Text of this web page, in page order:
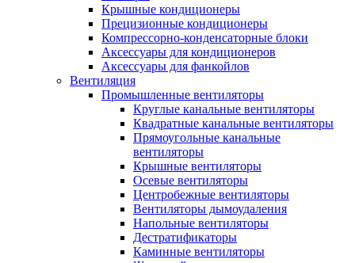
Крышные кондиционеры
Прецизионные кондиционеры
Компрессорно-конденсаторные блоки
Аксессуары для кондиционеров
Аксессуары для фанкойлов
Вентиляция
Промышленные вентиляторы
Круглые канальные вентиляторы
Квадратные канальные вентиляторы
Прямоугольные канальные
вентиляторы
Крышные вентиляторы
Осевые вентиляторы
Центробежные вентиляторы
Вентиляторы дымоудаления
Напольные вентиляторы
Дестратификаторы
Каминные вентиляторы